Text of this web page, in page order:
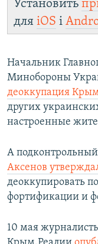
Установить
для iOS і
Начальник
Минобороны
деоккупация
других
настроенные
А
Аксенов
деоккупировать
фортификации и
10 мая